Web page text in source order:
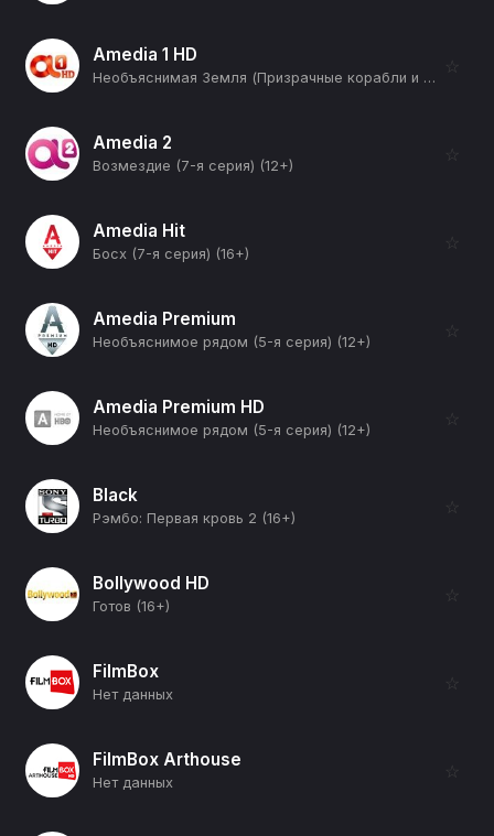
Amedia 1 HD
Необъяснимая Земля (Призрачные корабли и кровавый лед) (12+)
☆
Amedia 2
Возмездие (7-я серия) (12+)
☆
Amedia Hit
Босх (7-я серия) (16+)
☆
Amedia Premium
Необъяснимое рядом (5-я серия) (12+)
☆
Amedia Premium HD
Необъяснимое рядом (5-я серия) (12+)
☆
Black
Рэмбо: Первая кровь 2 (16+)
☆
Bollywood HD
Готов (16+)
☆
FilmBox
Нет данных
☆
FilmBox Arthouse
Нет данных
☆